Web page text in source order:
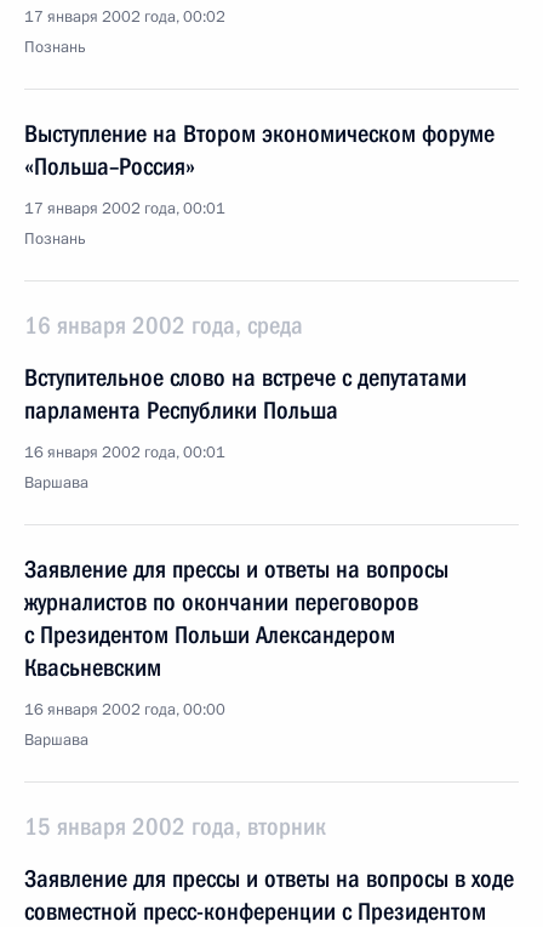
17 января 2002 года, 00:02
Познань
Выступление на Втором экономическом форуме
«Польша–Россия»
17 января 2002 года, 00:01
Познань
16 января 2002 года, среда
Вступительное слово на встрече с депутатами
парламента Республики Польша
16 января 2002 года, 00:01
Варшава
Заявление для прессы и ответы на вопросы
журналистов по окончании переговоров
с Президентом Польши Александером
Квасьневским
16 января 2002 года, 00:00
Варшава
15 января 2002 года, вторник
Заявление для прессы и ответы на вопросы в ходе
совместной пресс-конференции с Президентом